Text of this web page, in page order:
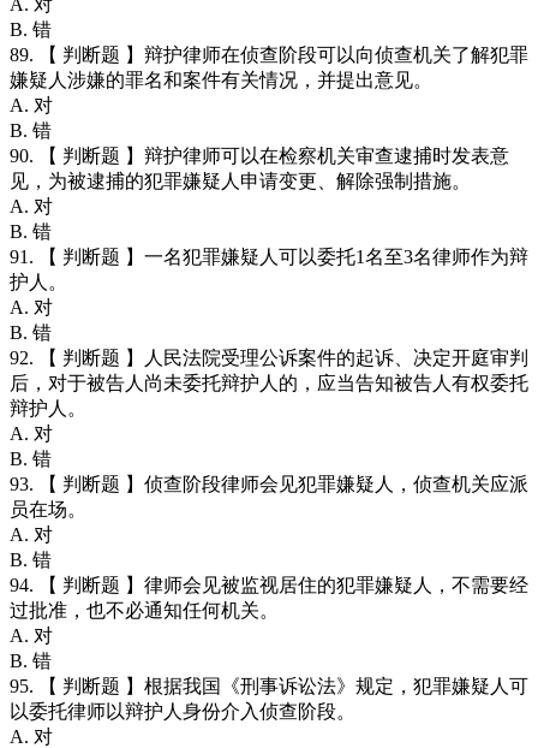
A. 对
B. 错
89. 【 判断题 】辩护律师在侦查阶段可以向侦查机关了解犯罪
嫌疑人涉嫌的罪名和案件有关情况，并提出意见。
A. 对
B. 错
90. 【 判断题 】辩护律师可以在检察机关审查逮捕时发表意
见，为被逮捕的犯罪嫌疑人申请变更、解除强制措施。
A. 对
B. 错
91. 【 判断题 】一名犯罪嫌疑人可以委托1名至3名律师作为辩
护人。
A. 对
B. 错
92. 【 判断题 】人民法院受理公诉案件的起诉、决定开庭审判
后，对于被告人尚未委托辩护人的，应当告知被告人有权委托
辩护人。
A. 对
B. 错
93. 【 判断题 】侦查阶段律师会见犯罪嫌疑人，侦查机关应派
员在场。
A. 对
B. 错
94. 【 判断题 】律师会见被监视居住的犯罪嫌疑人，不需要经
过批准，也不必通知任何机关。
A. 对
B. 错
95. 【 判断题 】根据我国《刑事诉讼法》规定，犯罪嫌疑人可
以委托律师以辩护人身份介入侦查阶段。
A. 对